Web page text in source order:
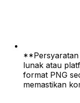
lunak atau
format PNG
memastikan